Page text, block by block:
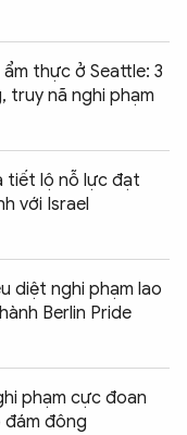
thực ở Seattle: 3
truy nã nghi phạm
tiết lộ nỗ lực đạt
với Israel
diệt nghi phạm lao
Berlin Pride
phạm cực đoan
đám đông